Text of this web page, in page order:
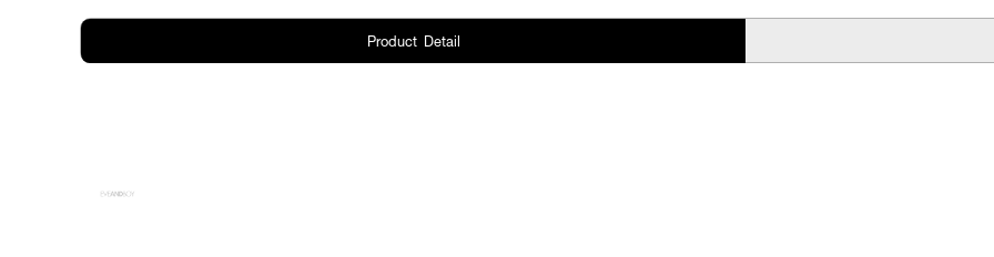
Product Detail